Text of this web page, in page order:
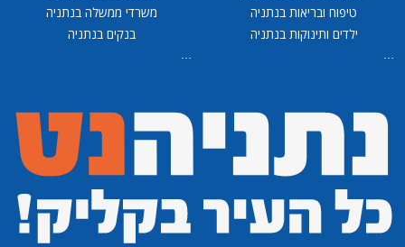
טיפוח ובריאות בנתניה
ילדים ותינוקות בנתניה
משרדי ממשלה בנתניה
בנקים בנתניה